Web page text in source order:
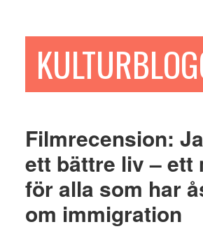
sidofältet
Filmrecension:
ett bättre liv – ett
för alla som har
om immigration